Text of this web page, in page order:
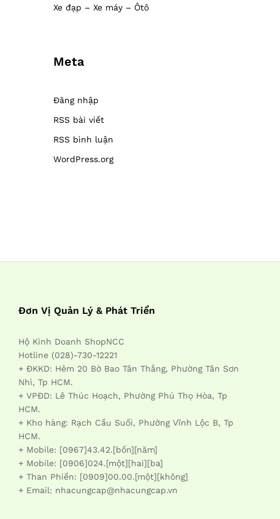
Xe đạp – Xe máy – Ôtô
Meta
Đăng nhập
RSS bài viết
RSS bình luận
WordPress.org
Đơn Vị Quản Lý & Phát Triển
Hộ Kinh Doanh ShopNCC
Hotline (028)-730-12221
+ ĐKKD: Hẻm 20 Bờ Bao Tân Thắng, Phường Tân Sơn
Nhì, Tp HCM.
+ VPĐD: Lê Thúc Hoạch, Phường Phú Thọ Hòa, Tp
HCM.
+ Kho hàng: Rạch Cầu Suối, Phường Vĩnh Lộc B, Tp
HCM.
+ Mobile: [0967]43.42.[bốn][năm]
+ Mobile: [0906]024.[một][hai][ba]
+ Than Phiền: [0909]00.00.[một][không]
+ Email: nhacungcap@nhacungcap.vn